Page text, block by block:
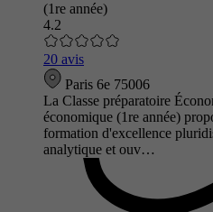
(1re année)
4.2
20 avis
Paris 6e 75006
La Classe préparatoire
économique (1re année)
formation d'excellence
analytique et ouv…